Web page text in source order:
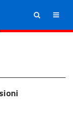
ricerca menu